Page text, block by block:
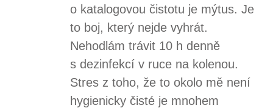
o katalogovou čistotu je mýtus. Je
to boj, který nejde vyhrát.
Nehodlám trávit 10 h denně
s dezinfekcí v ruce na kolenou.
Stres z toho, že to okolo mě není
hygienicky čisté je mnohem